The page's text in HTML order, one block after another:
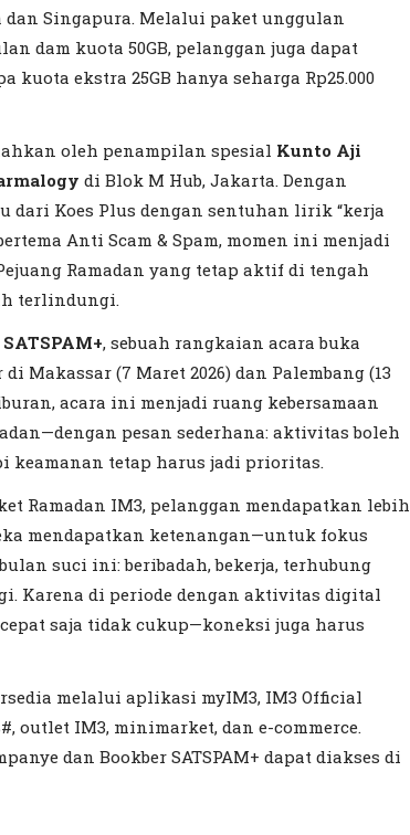
Singapura. Melalui paket unggulan
dam kuota 50GB, pelanggan juga dapat
kuota ekstra 25GB hanya seharga Rp25.000
oleh penampilan spesial Kunto Aji
di Blok M Hub, Jakarta. Dengan
dari Koes Plus dengan sentuhan lirik “kerja
Anti Scam & Spam, momen ini menjadi
Ramadan yang tetap aktif di tengah
terlindungi.
, sebuah rangkaian acara buka
Makassar (7 Maret 2026) dan Palembang (13
acara ini menjadi ruang kebersamaan
pesan sederhana: aktivitas boleh
keamanan tetap harus jadi prioritas.
Ramadan IM3, pelanggan mendapatkan lebih
mendapatkan ketenangan—untuk fokus
suci ini: beribadah, bekerja, terhubung
Karena di periode dengan aktivitas digital
saja tidak cukup—koneksi juga harus
melalui aplikasi myIM3, IM3 Official
outlet IM3, minimarket, dan e-commerce.
dan Bookber SATSPAM+ dapat diakses di